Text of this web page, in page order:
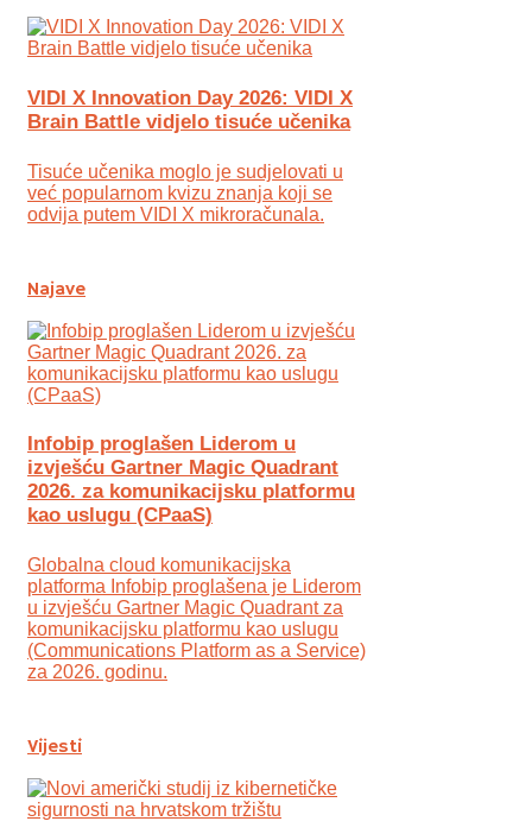
VIDI X Innovation Day 2026: VIDI X
Brain Battle vidjelo tisuće učenika
Tisuće učenika moglo je sudjelovati u
već popularnom kvizu znanja koji se
odvija putem VIDI X mikroračunala.
Najave
Infobip proglašen Liderom u
izvješću Gartner Magic Quadrant
2026. za komunikacijsku platformu
kao uslugu (CPaaS)
Globalna cloud komunikacijska
platforma Infobip proglašena je Liderom
u izvješću Gartner Magic Quadrant za
komunikacijsku platformu kao uslugu
(Communications Platform as a Service)
za 2026. godinu.
Vijesti